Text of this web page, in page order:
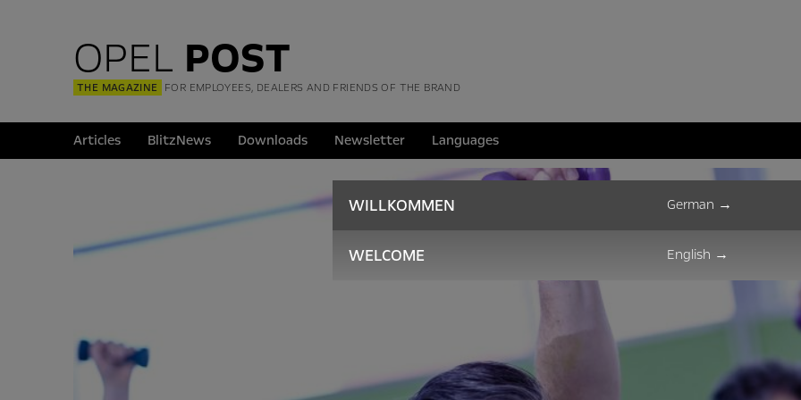
OPEL POST
THE MAGAZINE FOR EMPLOYEES, DEALERS AND FRIENDS OF THE BRAND
Articles BlitzNews Downloads Newsletter Languages
WILLKOMMEN German →
WELCOME English →